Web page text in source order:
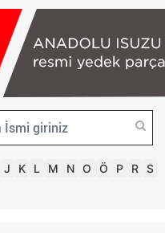
J K L M N O Ö P R S